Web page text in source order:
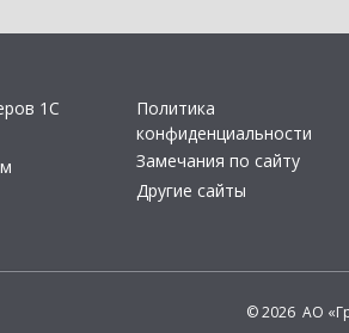
1С
Политика
конфиденциальности
Замечания по сайту
Другие сайты
© 2026 АО